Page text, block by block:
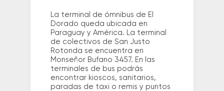
La terminal de ómnibus de El
Dorado queda ubicada en
Paraguay y América. La terminal
de colectivos de San Justo
Rotonda se encuentra en
Monseñor Bufano 3457. En las
terminales de bus podrás
encontrar kioscos, sanitarios,
paradas de taxi o remis y puntos